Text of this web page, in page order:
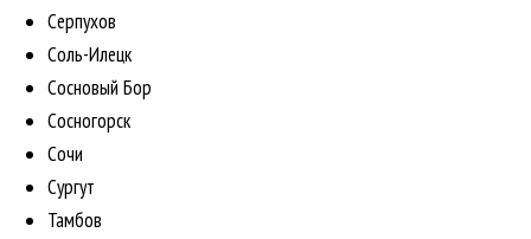
Серпухов
Соль-Илецк
Сосновый Бор
Сосногорск
Сочи
Сургут
Тамбов